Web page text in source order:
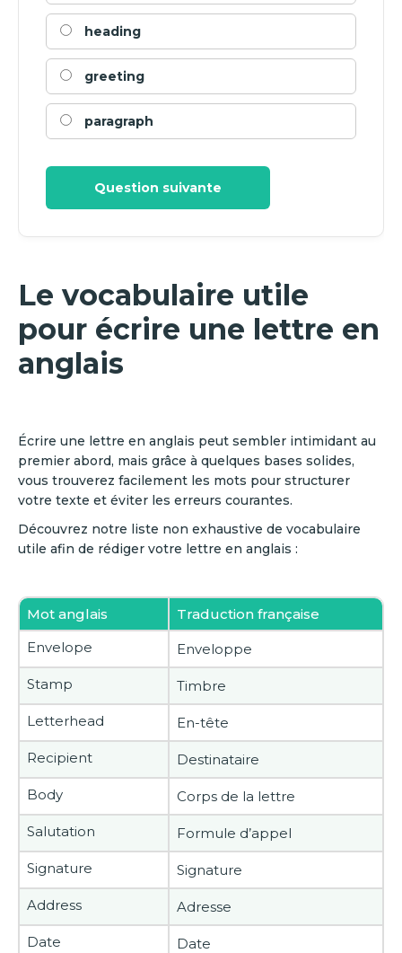
heading
greeting
paragraph
Question suivante
Le vocabulaire utile
pour écrire une lettre en
anglais
Écrire une lettre en anglais peut sembler intimidant au
premier abord, mais grâce à quelques bases solides,
vous trouverez facilement les mots pour structurer
votre texte et éviter les erreurs courantes.
Découvrez notre liste non exhaustive de vocabulaire
utile afin de rédiger votre lettre en anglais :
Mot anglais
Traduction française
Envelope
Enveloppe
Stamp Timbre
Letterhead En-tête
Recipient Destinataire
Body Corps de la lettre
Salutation Formule d’appel
Signature Signature
Address Adresse
Date Date